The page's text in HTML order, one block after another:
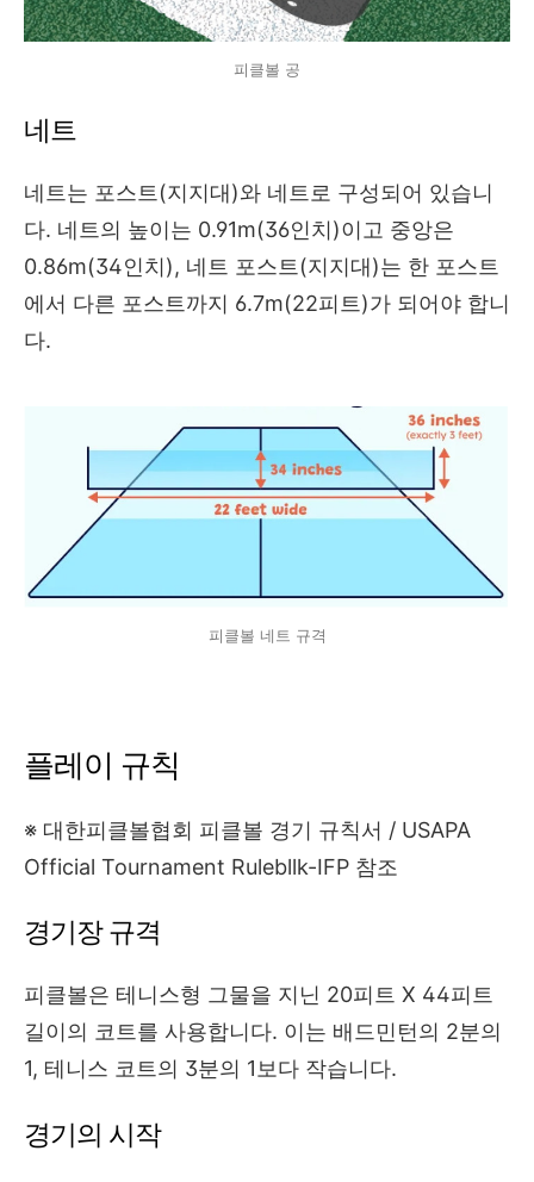
피클볼 공
네트
네트는 포스트(지지대)와 네트로 구성되어 있습니
다. 네트의 높이는 0.91m(36인치)이고 중앙은
0.86m(34인치), 네트 포스트(지지대)는 한 포스트
에서 다른 포스트까지 6.7m(22피트)가 되어야 합니
다.
피클볼 네트 규격
플레이 규칙
※ 대한피클볼협회 피클볼 경기 규칙서 / USAPA
Official Tournament Rulebllk-IFP 참조
경기장 규격
피클볼은 테니스형 그물을 지닌 20피트 X 44피트
길이의 코트를 사용합니다. 이는 배드민턴의 2분의
1, 테니스 코트의 3분의 1보다 작습니다.
경기의 시작